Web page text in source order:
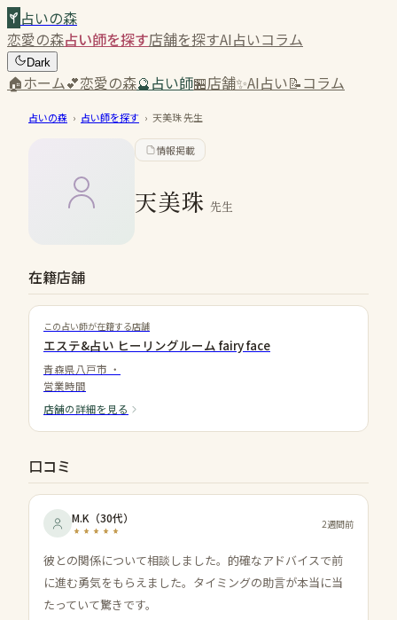
占いの森
恋愛の森占い師を探す店舗を探すAI占いコラム
Dark
🏠ホーム💕恋愛の森🔮占い師🏪店舗✨AI占い📝コラム
占いの森 › 占い師を探す › 天美珠先生
情報掲載
天美珠 先生
在籍店舗
この占い師が在籍する店舗
エステ&占い ヒーリングルーム fairy face
青森県八戸市 ・
営業時間
店舗の詳細を見る
口コミ
M.K （30代） 2週間前
彼との関係について相談しました。的確なアドバイスで前
に進む勇気をもらえました。タイミングの助言が本当に当
たっていて驚きです。